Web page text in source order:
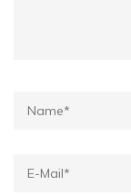
Name *
E-